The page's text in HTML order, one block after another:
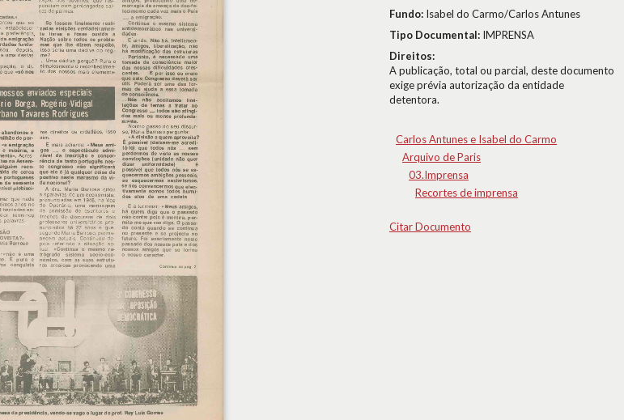
Fundo: Isabel do Carmo/Carlos Antunes
Tipo Documental: IMPRENSA
Direitos:
A publicação, total ou parcial, deste documento
exige prévia autorização da entidade
detentora.
Carlos Antunes e Isabel do Carmo
Arquivo de Paris
03.Imprensa
Recortes de imprensa
Citar Documento